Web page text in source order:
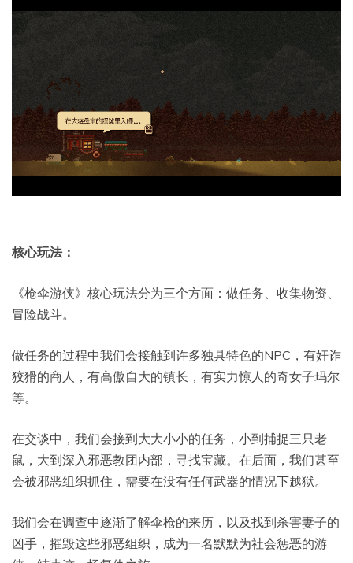
核心玩法：
《枪伞游侠》核心玩法分为三个方面：做任务、收集物资、
冒险战斗。
做任务的过程中我们会接触到许多独具特色的NPC，有奸诈
狡猾的商人，有高傲自大的镇长，有实力惊人的奇女子玛尔
等。
在交谈中，我们会接到大大小小的任务，小到捕捉三只老
鼠，大到深入邪恶教团内部，寻找宝藏。在后面，我们甚至
会被邪恶组织抓住，需要在没有任何武器的情况下越狱。
我们会在调查中逐渐了解伞枪的来历，以及找到杀害妻子的
凶手，摧毁这些邪恶组织，成为一名默默为社会惩恶的游